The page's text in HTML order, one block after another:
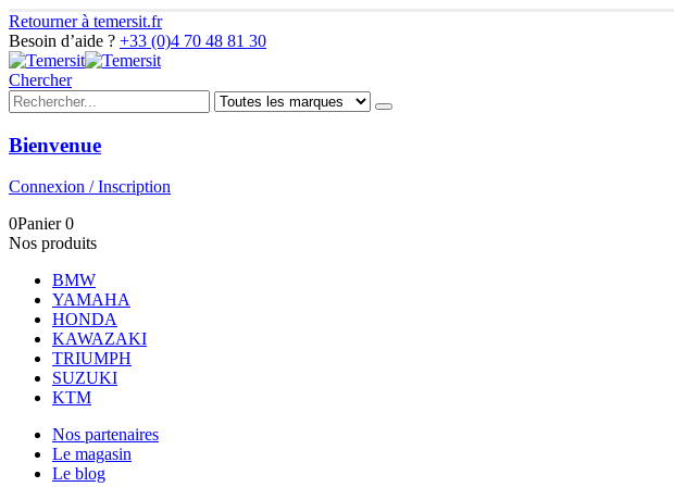
Retourner à temersit.fr
Besoin d’aide ? +33 (0)4 70 48 81 30
Chercher
Bienvenue
Connexion / Inscription
0Panier0
Nos produits
BMW
YAMAHA
HONDA
KAWAZAKI
TRIUMPH
SUZUKI
KTM
Nos partenaires
Le magasin
Le blog